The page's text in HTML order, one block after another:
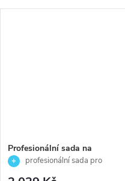
Profesionální sada na
laminaci obočí-Thuya
profesionální sada pro